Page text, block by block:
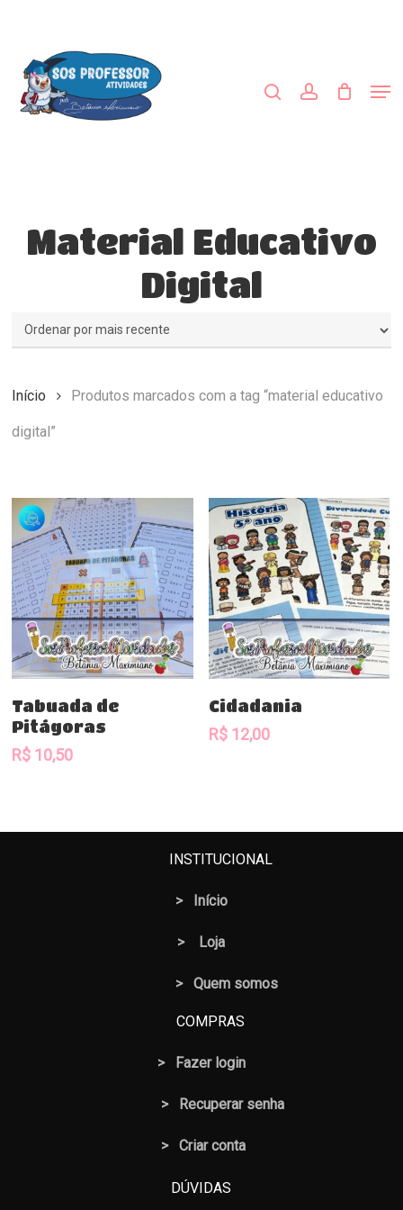
content
Material Educativo
Digital
Início Produtos marcados com a tag “material educativo
digital”
Comprar
Tabuada de
Pitágoras
R$ 10,50
Comprar
Cidadania
R$12,00
INSTITUCIONAL
> Início
> Loja
> Quem somos
COMPRAS
> Fazer login
> Recuperar senha
> Criar conta
DÚVIDAS